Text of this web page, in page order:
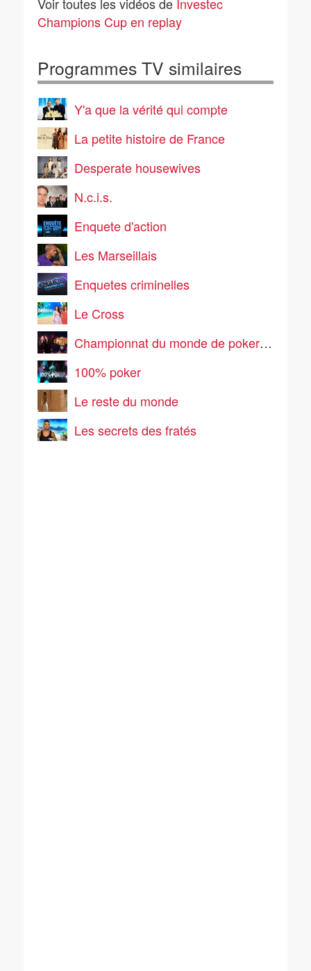
Champions Cup en replay
Programmes TV similaires
Y'a que la vérité qui compte
La petite histoire de France
Desperate housewives
N.c.i.s.
Enquete d'action
Les Marseillais
Enquetes criminelles
Le Cross
Championnat du monde de poker 2026
100% poker
Le reste du monde
Les secrets des fratés